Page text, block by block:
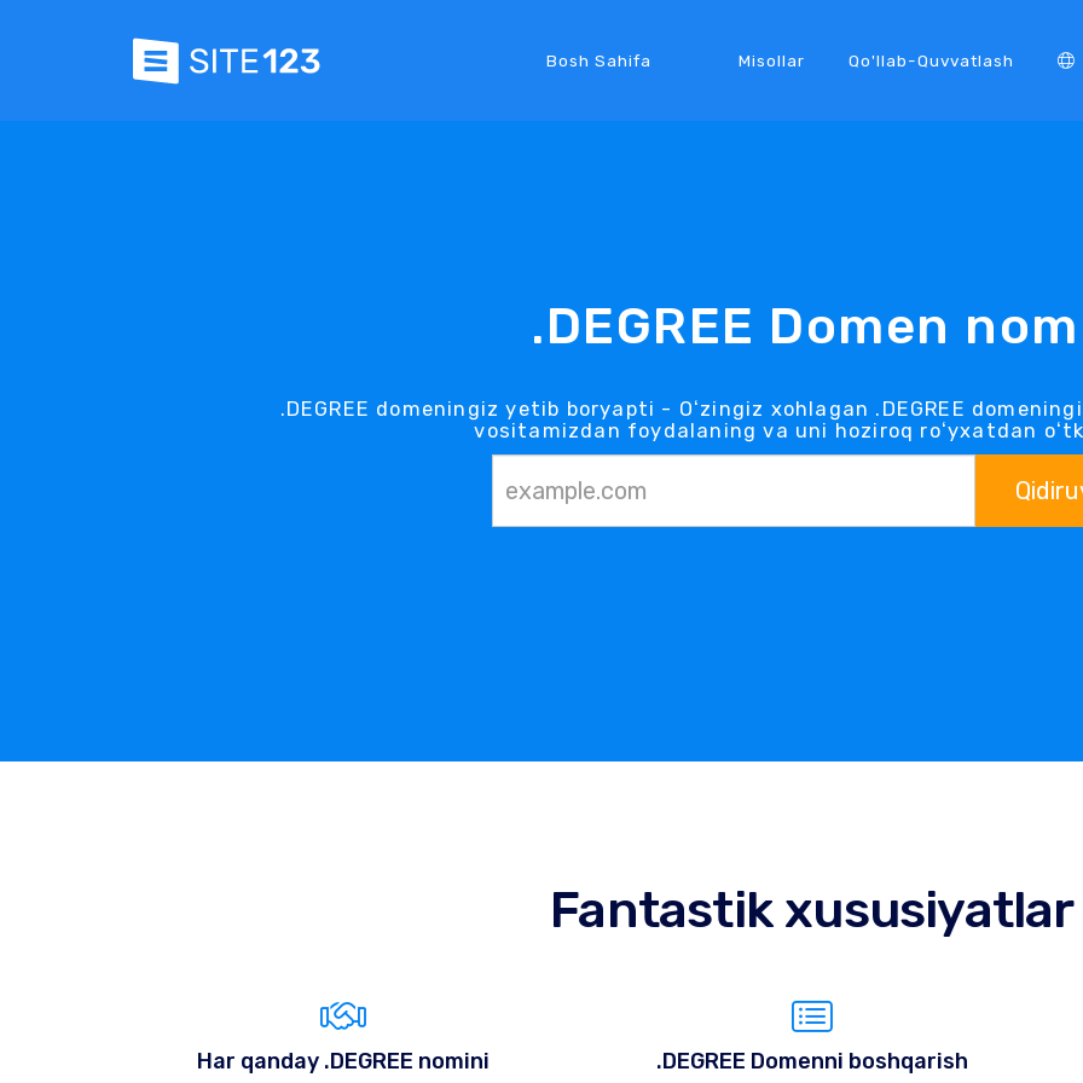
Bosh Sahifa Misollar Qo'llab-Quvvatlash
.DEGREE Domen
.DEGREE domeningiz yetib boryapti - Oʻzingiz xohlagan .DEGREE
vositamizdan foydalaning va uni hoziroq roʻyxatdan
Fantastik xususiyatlar
Har qanday .DEGREE nomini
.DEGREE Domenni boshqarish